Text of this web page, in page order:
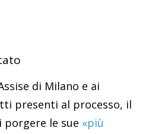
di Milano e ai
presenti al processo, il
le sue «più